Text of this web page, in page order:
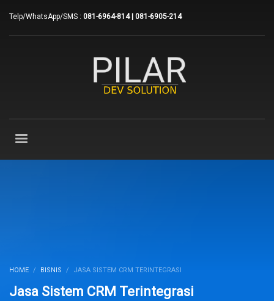
Telp/WhatsApp/SMS : 081-6964-814 | 081-6905-214
HOME BISNIS JASA SISTEM CRM TERINTEGRASI
Jasa Sistem CRM Terintegrasi